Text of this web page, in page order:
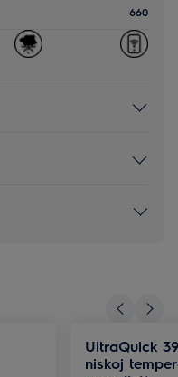
660
UltraQuick
niskoj